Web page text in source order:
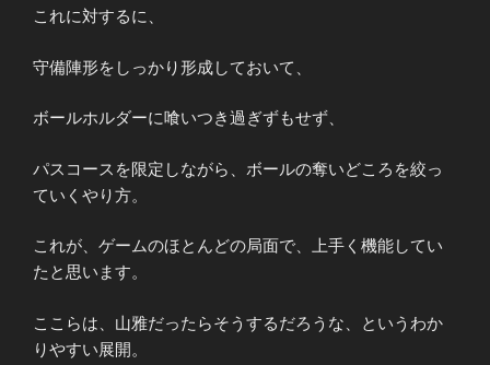
これに対するに、
守備陣形をしっかり形成しておいて、
ボールホルダーに喰いつき過ぎずもせず、
パスコースを限定しながら、ボールの奪いどころを絞っ
ていくやり方。
これが、ゲームのほとんどの局面で、上手く機能してい
たと思います。
ここらは、山雅だったらそうするだろうな、というわか
りやすい展開。